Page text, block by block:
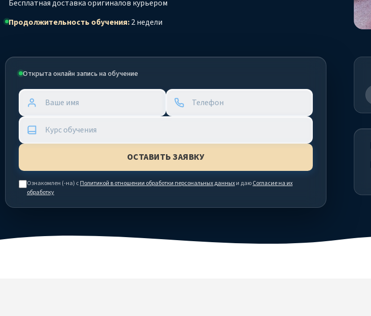
Бесплатная доставка оригиналов курьером
Продолжительность обучения:2 недели
Открыта онлайн запись на обучение
Ознакомлен (-на) сПолитикой в отношении обработки персональных данныхи даюСогласие на их
обработку